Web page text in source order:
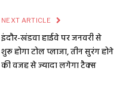
NEXT ARTICLE
इंदौर-खंडवा हाईवे पर जनवरी से
शुरू होगा टोल प्लाजा, तीन सुरंग होने
की वजह से ज्यादा लगेगा टैक्स